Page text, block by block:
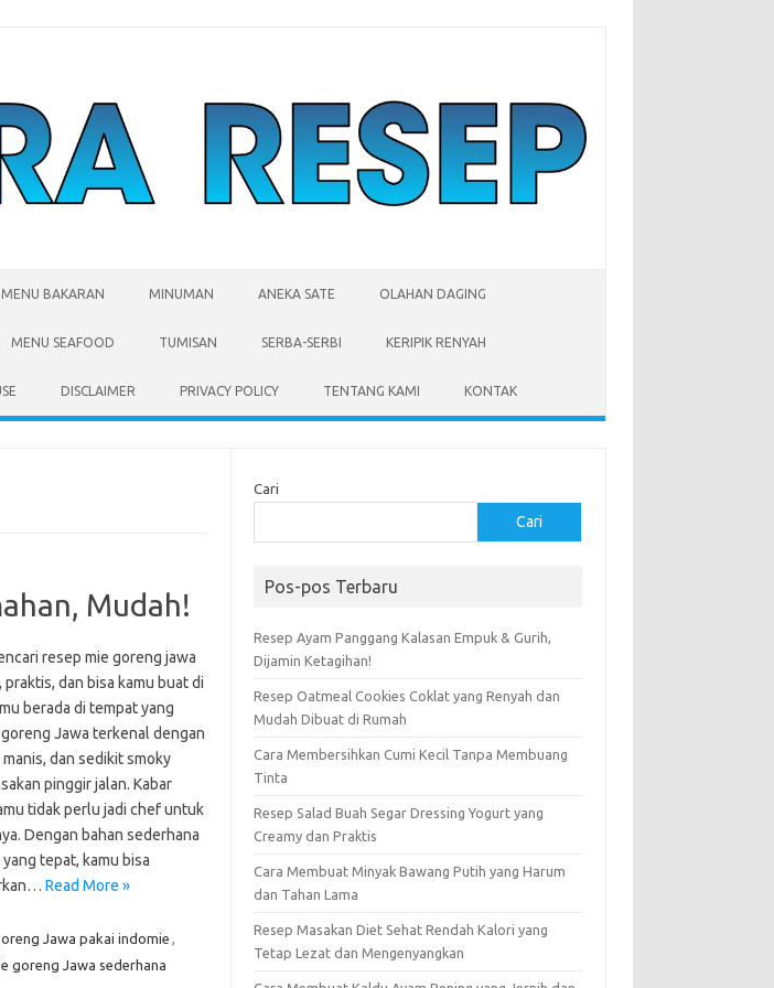
MENU BAKARAN MINUMAN ANEKA SATE OLAHAN DAGING
MENU SEAFOOD TUMISAN SERBA-SERBI KERIPIK RENYAH
DISCLAIMER PRIVACY POLICY TENTANG KAMI KONTAK
Mudah!
resep mie goreng jawa
praktis, dan bisa kamu buat di
berada di tempat yang
Jawa terkenal dengan
dan sedikit smoky
pinggir jalan. Kabar
tidak perlu jadi chef untuk
Dengan bahan sederhana
tepat, kamu bisa
Read More »
Jawa pakai indomie
goreng Jawa sederhana
Cari
Cari
Pos-pos Terbaru
Resep Ayam Panggang Kalasan Empuk & Gurih,
Dijamin Ketagihan!
Resep Oatmeal Cookies Coklat yang Renyah dan
Mudah Dibuat di Rumah
Cara Membersihkan Cumi Kecil Tanpa Membuang
Tinta
Resep Salad Buah Segar Dressing Yogurt yang
Creamy dan Praktis
Cara Membuat Minyak Bawang Putih yang Harum
dan Tahan Lama
Resep Masakan Diet Sehat Rendah Kalori yang
Tetap Lezat dan Mengenyangkan